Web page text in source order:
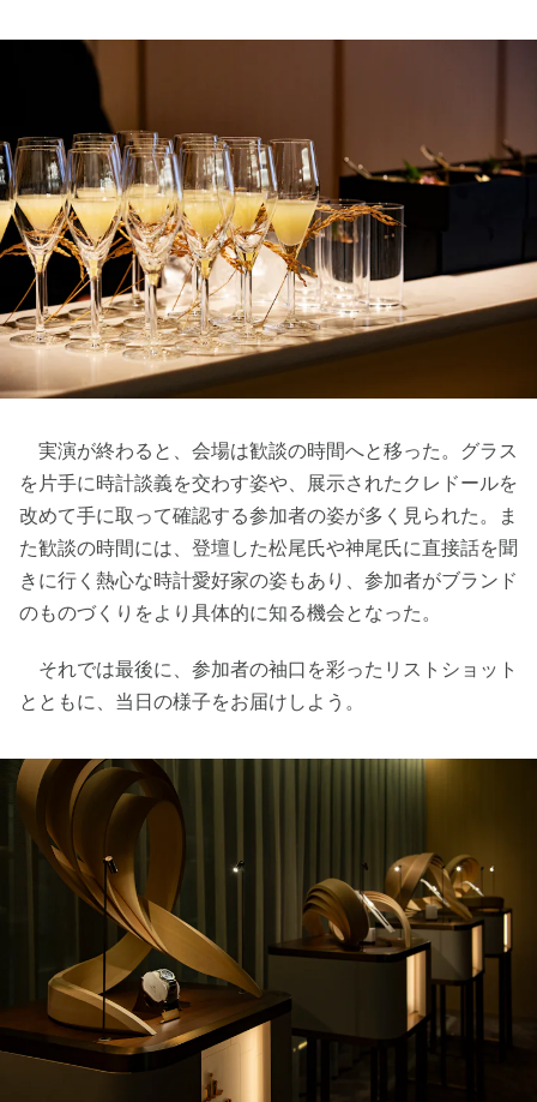
実演が終わると、会場は歓談の時間へと移った。グラス
を片手に時計談義を交わす姿や、展示されたクレドールを
改めて手に取って確認する参加者の姿が多く見られた。ま
た歓談の時間には、登壇した松尾氏や神尾氏に直接話を聞
きに行く熱心な時計愛好家の姿もあり、参加者がブランド
のものづくりをより具体的に知る機会となった。
それでは最後に、参加者の袖口を彩ったリストショット
とともに、当日の様子をお届けしよう。